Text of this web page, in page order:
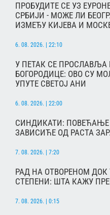
ПРОБУДИТЕ СЕ УЗ
СРБИЈИ - МОЖЕ ЛИ
ИЗМЕЂУ КИЈЕВА И
6. 08. 2026. | 22:10
У ПЕТАК СЕ ПРОСЛАВЉА
БОГОРОДИЦЕ: ОВО СУ
УПУТЕ СВЕТОЈ АНИ
6. 08. 2026. | 22:00
СИНДИКАТИ:
ЗАВИСИЋЕ ОД РАСТА
7. 08. 2026. | 7:20
РАД НА ОТВОРЕНОМ ДОК
СТЕПЕНИ: ШТА КАЖУ
7. 08. 2026. | 0:15